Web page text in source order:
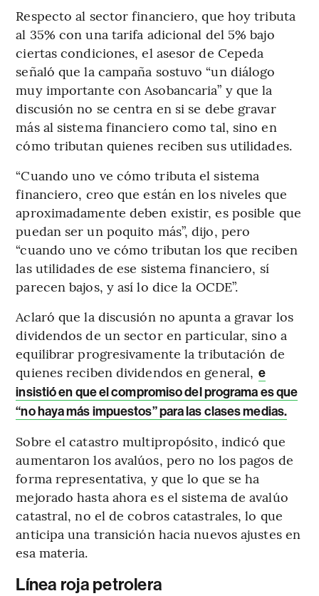
Respecto al sector financiero, que hoy tributa
al 35% con una tarifa adicional del 5% bajo
ciertas condiciones, el asesor de Cepeda
señaló que la campaña sostuvo “un diálogo
muy importante con Asobancaria” y que la
discusión no se centra en si se debe gravar
más al sistema financiero como tal, sino en
cómo tributan quienes reciben sus utilidades.
“Cuando uno ve cómo tributa el sistema
financiero, creo que están en los niveles que
aproximadamente deben existir, es posible que
puedan ser un poquito más”, dijo, pero
“cuando uno ve cómo tributan los que reciben
las utilidades de ese sistema financiero, sí
parecen bajos, y así lo dice la OCDE”.
Aclaró que la discusión no apunta a gravar los
dividendos de un sector en particular, sino a
equilibrar progresivamente la tributación de
quienes reciben dividendos en general, e
insistió en que el compromiso del programa es que
“no haya más impuestos” para las clases medias.
Sobre el catastro multipropósito, indicó que
aumentaron los avalúos, pero no los pagos de
forma representativa, y que lo que se ha
mejorado hasta ahora es el sistema de avalúo
catastral, no el de cobros catastrales, lo que
anticipa una transición hacia nuevos ajustes en
esa materia.
Línea roja petrolera